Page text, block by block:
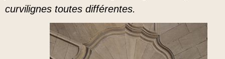
curvilignes toutes différentes.